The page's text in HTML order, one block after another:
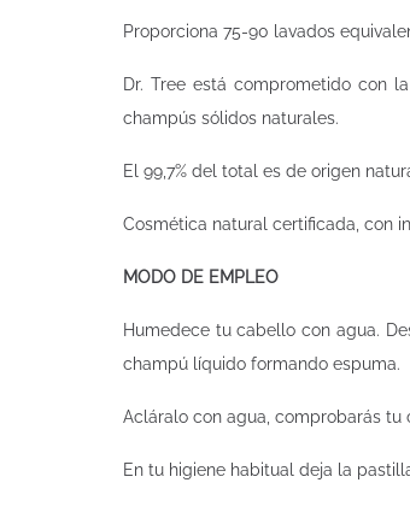
Proporciona 75-90 lavados
Dr. Tree está comprometido con
champús sólidos naturales.
El 99,7% del total es de origen
Cosmética natural certificada, con
MODO DE EMPLEO
Humedece tu cabello con agua.
champú líquido formando espuma.
Acláralo con agua, comprobarás
En tu higiene habitual deja la